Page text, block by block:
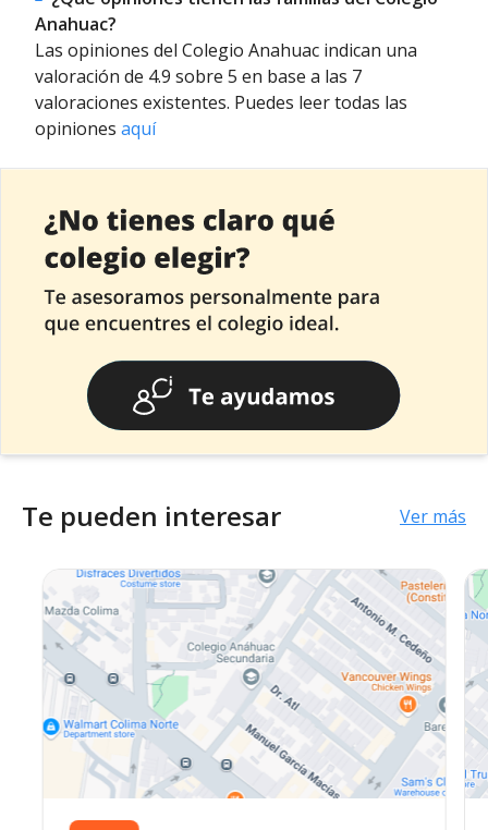
Anahuac?
Las opiniones del Colegio Anahuac indican una
valoración de 4.9 sobre 5 en base a las 7
valoraciones existentes. Puedes leer todas las
opiniones aquí
Te pueden interesar Ver más